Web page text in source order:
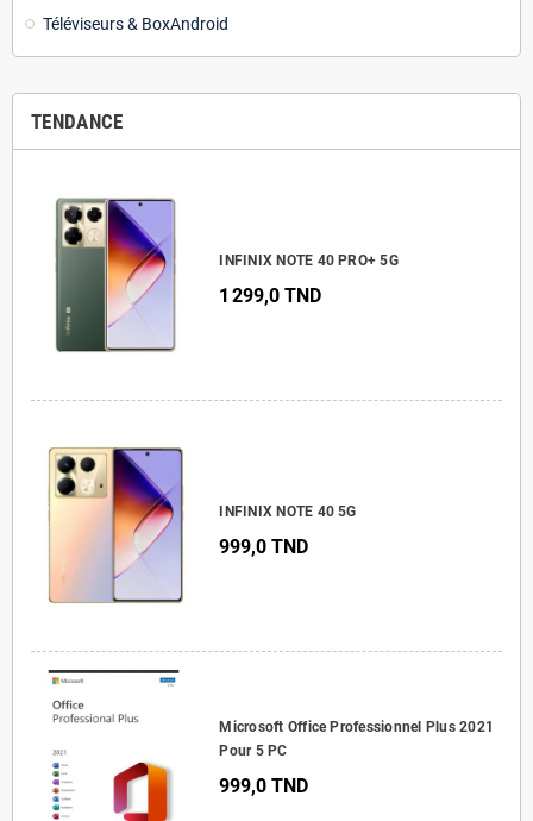
Téléviseurs & BoxAndroid
TENDANCE
INFINIX NOTE 40 PRO+ 5G
1 299,0 TND
INFINIX NOTE 40 5G
999,0 TND
Microsoft Office Professionnel Plus 2021
Pour 5 PC
999,0 TND